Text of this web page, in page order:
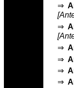
⇒
⇒
⇒
⇒
⇒
⇒